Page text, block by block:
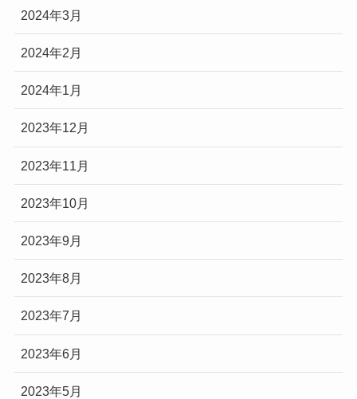
2024年3月
2024年2月
2024年1月
2023年12月
2023年11月
2023年10月
2023年9月
2023年8月
2023年7月
2023年6月
2023年5月